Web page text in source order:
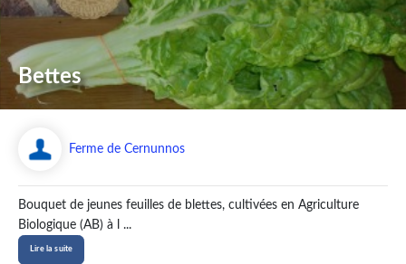
Bettes
Ferme de Cernunnos
Bouquet de jeunes feuilles de blettes, cultivées en Agriculture
Biologique (AB) à l ...
Lire la suite